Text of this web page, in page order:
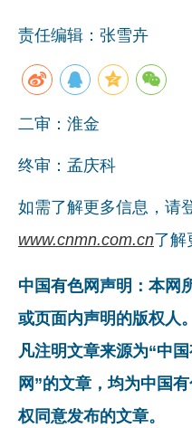
责任编辑：张雪卉
二审：淮金
终审：孟庆科
如需了解更多信息，请
www.cnmn.com.cn了解
中国有色网声明：本网
或页面内声明的版权人。
凡注明文章来源为“中
网”的文章，均为中国
权同意发布的文章。